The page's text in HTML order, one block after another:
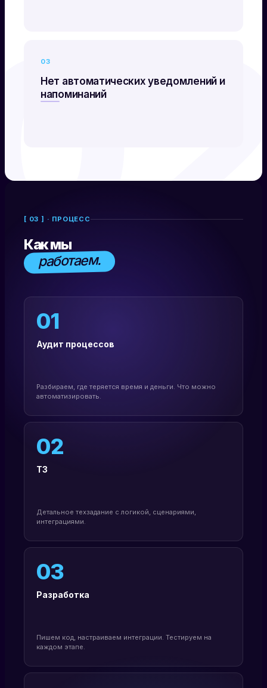
03
Нет автоматических уведомлений и
напоминаний
[ 03 ] · ПРОЦЕСС
Как мы
работаем.
01
Аудит процессов
Разбираем, где теряется время и деньги. Что можно
автоматизировать.
02
ТЗ
Детальное техзадание с логикой, сценариями,
интеграциями.
03
Разработка
Пишем код, настраиваем интеграции. Тестируем на
каждом этапе.